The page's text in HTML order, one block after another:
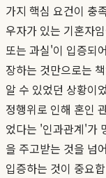
가지 핵심 요건이 충
우자가 있는 기혼자
또는 과실'이 입증되
장하는 것만으로는
알 수 있었던 상황이
정행위로 인해 혼인
었다는 '인과관계'가
을 주고받는 것을 넘
입증하는 것이 중요